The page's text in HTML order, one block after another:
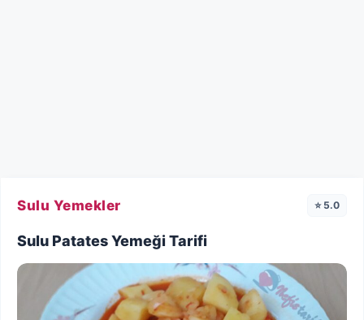
Sulu Yemekler ⭐ 5.0
Sulu Patates Yemeği Tarifi